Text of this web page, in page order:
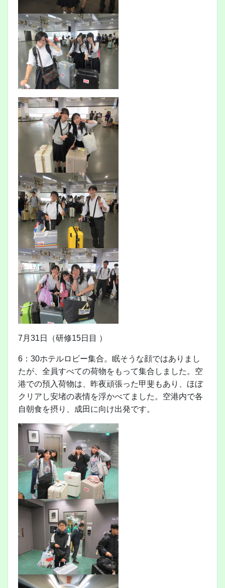
7月31日（研修15日目 ）
6：30ホテルロビー集合。眠そうな顔ではありまし
たが、全員すべての荷物をもって集合しました。空
港での預入荷物は、昨夜頑張った甲斐もあり、ほぼ
クリアし安堵の表情を浮かべてました。空港内で各
自朝食を摂り、成田に向け出発です。